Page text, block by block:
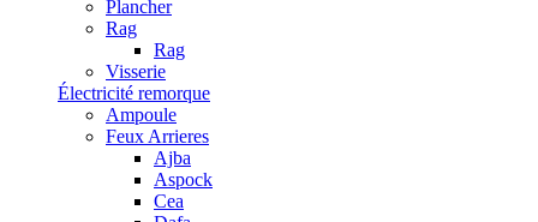
Plancher
Rag
Rag
Visserie
Électricité remorque
Ampoule
Feux Arrieres
Ajba
Aspock
Cea